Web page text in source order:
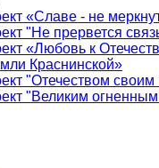
«Славе - не
"Не прервется
«Любовь к
Краснинской»
"Отечеством своим
"Великим